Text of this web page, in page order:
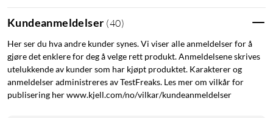
Kundeanmeldelser (40)
Her ser du hva andre kunder synes. Vi viser alle anmeldelser for å
gjøre det enklere for deg å velge rett produkt. Anmeldelsene skrives
utelukkende av kunder som har kjøpt produktet. Karakterer og
anmeldelser administreres av TestFreaks. Les mer om vilkår for
publisering her www.kjell.com/no/vilkar/kundeanmeldelser